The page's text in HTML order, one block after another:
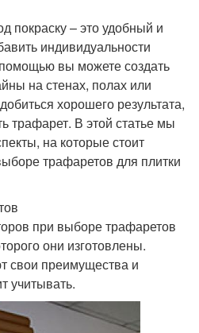
покраску – это удобный и
индивидуальности
вы можете создать
на стенах, полах или
хорошего результата,
трафарет. В этой статье мы
на которые стоит
трафаретов для плитки
при выборе трафаретов
они изготовлены.
свои преимущества и
учитывать.